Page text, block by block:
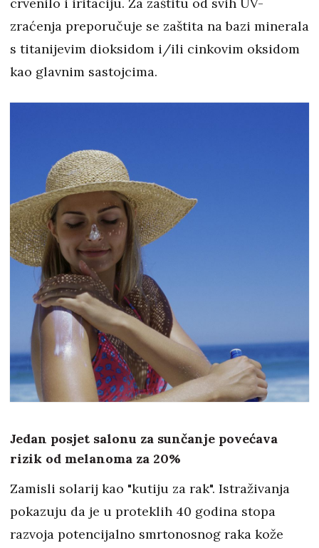
crvenilo i iritaciju. Za zaštitu od svih UV-
zraćenja preporučuje se zaštita na bazi minerala
s titanijevim dioksidom i/ili cinkovim oksidom
kao glavnim sastojcima.
Jedan posjet salonu za sunčanje povećava
rizik od melanoma za 20%
Zamisli solarij kao "kutiju za rak". Istraživanja
pokazuju da je u proteklih 40 godina stopa
razvoja potencijalno smrtonosnog raka kože